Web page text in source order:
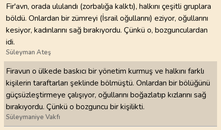
Fir'avn, orada ululandı (zorbalığa kalktı), halkını çeşitli gruplara
böldü. Onlardan bir zümreyi (İsrail oğullarını) eziyor, oğullarını
kesiyor, kadınlarını sağ bırakıyordu. Çünkü o, bozgunculardan
idi.
Süleyman Ateş
Firavun o ülkede baskıcı bir yönetim kurmuş ve halkını farklı
kişilerin taraftarları şeklinde bölmüştü. Onlardan bir bölüğünü
güçsüzleştirmeye çalışıyor, oğullarını boğazlatıp kızlarını sağ
bırakıyordu. Çünkü o bozguncu bir kişilikti.
Süleymaniye Vakfı